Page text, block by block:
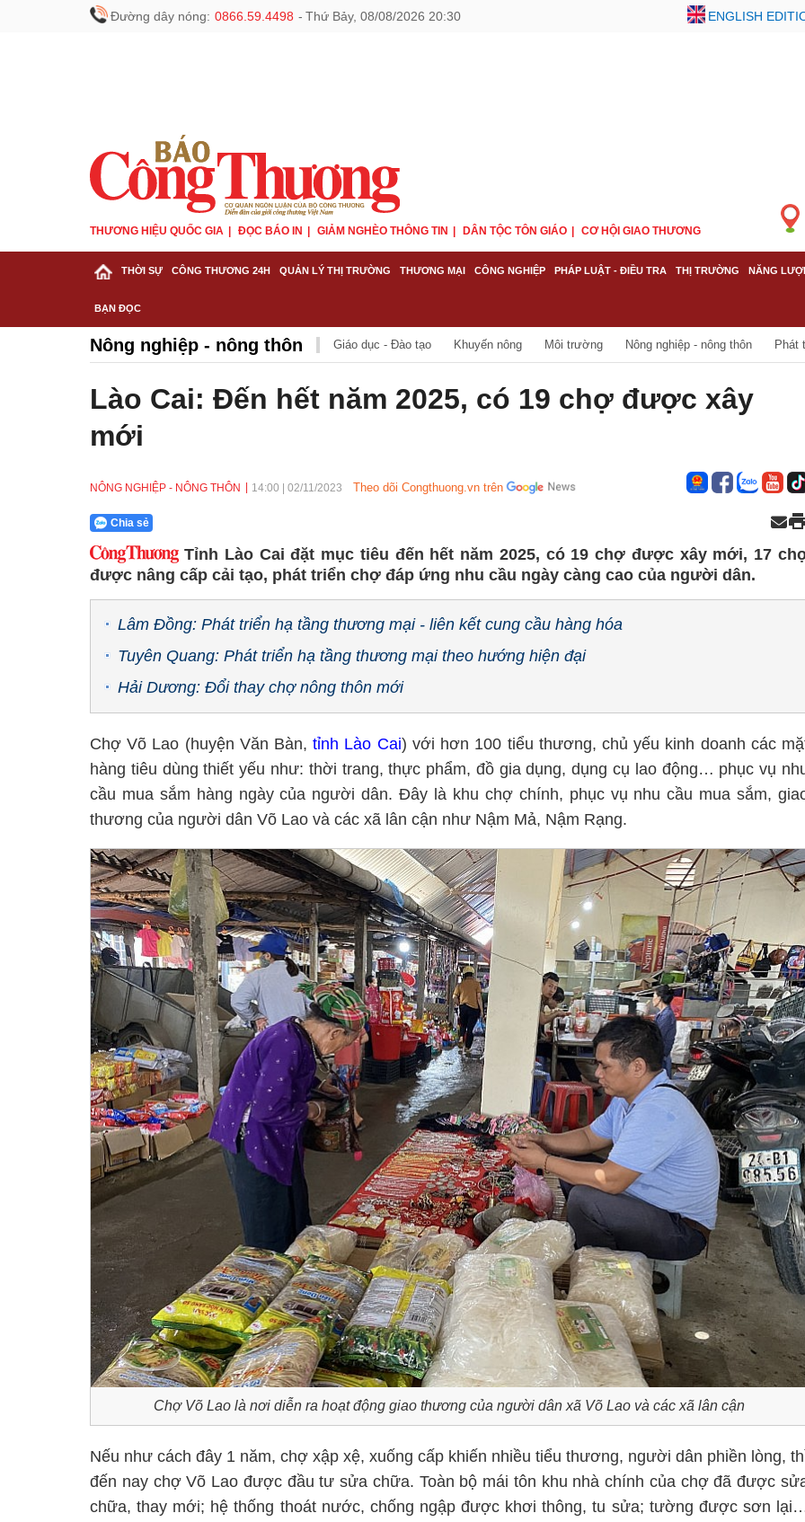
Đường dây nóng: 0866.59.4498 - Thứ Bảy, 08/08/2026 20:30 ENGLISH
THƯƠNG HIỆU QUỐC GIA ĐỌC BÁO IN GIẢM NGHÈO THÔNG TIN DÂN TỘC TÔN GIÁO CƠ HỘI GIAO THƯƠNG
THỜI SỰ CÔNG THƯƠNG 24H QUẢN LÝ THỊ TRƯỜNG THƯƠNG MẠI CÔNG NGHIỆP PHÁP LUẬT - ĐIỀU TRA THỊ TRƯỜNG NĂNG
BẠN ĐỌC
Nông nghiệp - nông thôn Giáo dục - Đào tạo Khuyến nông Môi trường Nông nghiệp - nông thôn Phát
Lào Cai: Đến hết năm 2025, có 19 chợ được xây
mới
NÔNG NGHIỆP - NÔNG THÔN 14:00 02/11/2023 Theo dõi Congthuong.vn trên
Chia sẻ
Tỉnh Lào Cai đặt mục tiêu đến hết năm 2025, có 19 chợ được xây mới, 17
được nâng cấp cải tạo, phát triển chợ đáp ứng nhu cầu ngày càng cao của người dân.
Lâm Đồng: Phát triển hạ tầng thương mại - liên kết cung cầu hàng hóa
Tuyên Quang: Phát triển hạ tầng thương mại theo hướng hiện đại
Hải Dương: Đổi thay chợ nông thôn mới
Chợ Võ Lao (huyện Văn Bàn,tỉnh Lào Cai) với hơn 100 tiểu thương, chủ yếu kinh doanh các
hàng tiêu dùng thiết yếu như: thời trang, thực phẩm, đồ gia dụng, dụng cụ lao động… phục vụ
cầu mua sắm hàng ngày của người dân. Đây là khu chợ chính, phục vụ nhu cầu mua sắm,
thương của người dân Võ Lao và các xã lân cận như Nậm Mả, Nậm Rạng.
Chợ Võ Lao là nơi diễn ra hoạt động giao thương của người dân xã Võ Lao và các xã lân cận
Nếu như cách đây 1 năm, chợ xập xệ, xuống cấp khiến nhiều tiểu thương, người dân phiền lòng,
đến nay chợ Võ Lao được đầu tư sửa chữa. Toàn bộ mái tôn khu nhà chính của chợ đã được
chữa, thay mới; hệ thống thoát nước, chống ngập được khơi thông, tu sửa; tường được sơn